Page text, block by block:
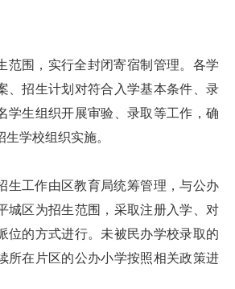
范围，实行全封闭寄宿制管理。各学
、招生计划对符合入学基本条件、录
学生组织开展审验、录取等工作，确
学校组织实施。
生工作由区教育局统筹管理，与公办
城区为招生范围，采取注册入学、对
位的方式进行。未被民办学校录取的
所在片区的公办小学按照相关政策进